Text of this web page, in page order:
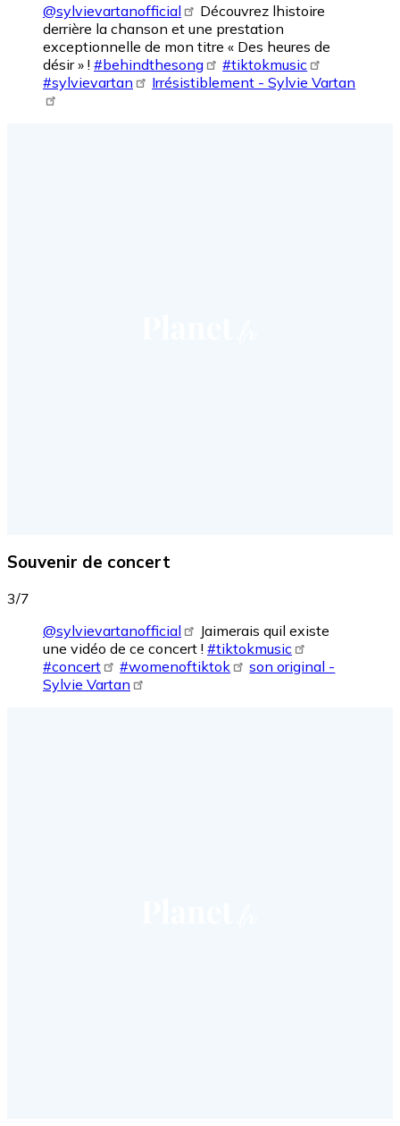
@sylvievartanofficial
Découvrez lhistoire
derrière la chanson et une prestation
exceptionnelle de mon titre « Des heures de
désir » ! #behindthesong
#tiktokmusic
#sylvievartan
Irrésistiblement - Sylvie Vartan
Souvenir de concert
3/7
@sylvievartanofficial
Jaimerais quil existe
une vidéo de ce concert ! #tiktokmusic
#concert
#womenoftiktok
son original -
Sylvie Vartan